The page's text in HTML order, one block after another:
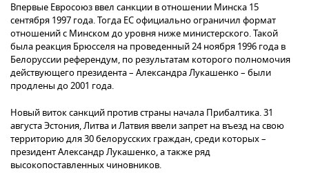
Впервые Евросоюз ввел санкции в отношении Минска 15
сентября 1997 года. Тогда ЕС официально ограничил формат
отношений с Минском до уровня ниже министерского. Такой
была реакция Брюсселя на проведенный 24 ноября 1996 года в
Белоруссии референдум, по результатам которого полномочия
действующего президента – Александра Лукашенко – были
продлены до 2001 года.
Новый виток санкций против страны начала Прибалтика. 31
августа Эстония, Литва и Латвия ввели запрет на въезд на свою
территорию для 30 белорусских граждан, среди которых –
президент Александр Лукашенко, а также ряд
высокопоставленных чиновников.